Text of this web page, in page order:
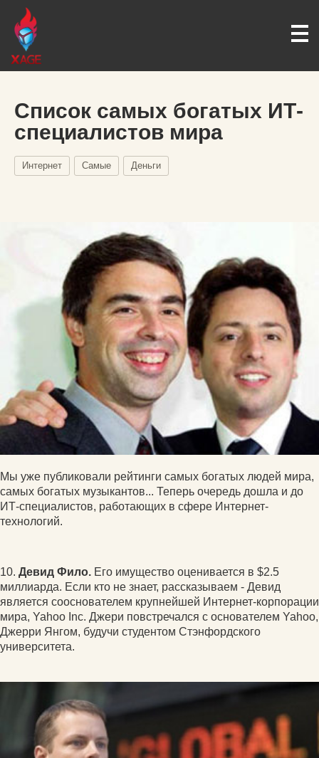
Список самых богатых ИТ-
специалистов мира
Интернет Самые Деньги
Мы уже публиковали рейтинги самых богатых людей мира,
самых богатых музыкантов... Теперь очередь дошла и до
ИТ-специалистов, работающих в сфере Интернет-
технологий.
10. Девид Фило. Его имущество оценивается в $2.5
миллиарда. Если кто не знает, рассказываем - Девид
является сооснователем крупнейшей Интернет-корпорации
мира, Yahoo Inc. Джери повстречался с основателем Yahoo,
Джерри Янгом, будучи студентом Стэнфордского
университета.